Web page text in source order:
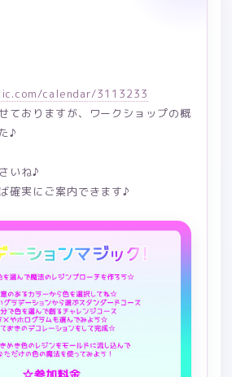
calendar/3113233
ておりますが、ワークショップの概
♪
いね♪
確実にご案内できます♪